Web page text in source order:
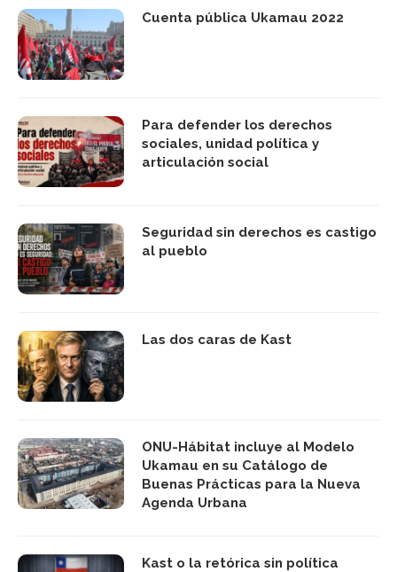
Cuenta pública Ukamau 2022
Para defender los derechos
sociales, unidad política y
articulación social
Seguridad sin derechos es castigo
al pueblo
Las dos caras de Kast
ONU-Hábitat incluye al Modelo
Ukamau en su Catálogo de
Buenas Prácticas para la Nueva
Agenda Urbana
Kast o la retórica sin política